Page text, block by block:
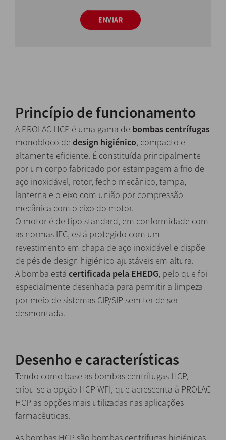
ENVIAR
Princípio de funcionamento
A PROLAC HCP é uma gama de bombas centrífugas
monobloco de design higiénico, compacto e
altamente eficiente. É constituída principalmente
por um corpo fabricado por estampagem a frio de
aço inoxidável, rotor, fecho mecânico, tampa,
lanterna e o eixo com união por compressão
mecânica com o eixo do motor.
O motor é de tipo standard, em conformidade com
as normas IEC, está protegido com um
revestimento em chapa de aço inoxidável e dispõe
de pés de design higiénico ajustáveis em altura.
A bomba está certificada pela EHEDG, pelo que foi
especialmente desenhada para permitir a limpeza
por meio de sistemas CIP/SIP sem ter de ser
desmontada.
Desenho e características
Tendo como base as bombas centrífugas HCP,
criou-se a opção HCP-WFI, que acrescenta à PROLAC
HCP as opções mais utilizadas nas aplicações
farmacêuticas.